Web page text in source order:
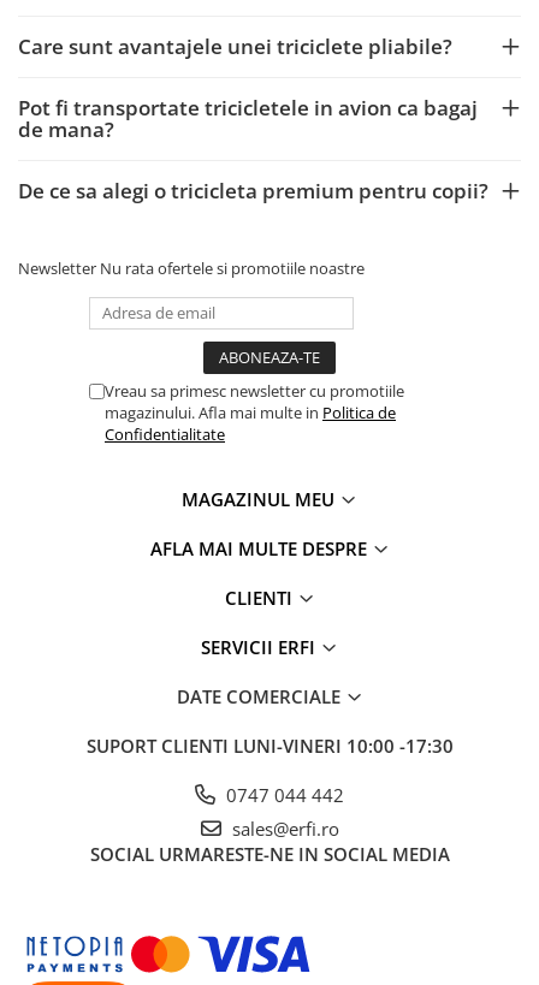
Care sunt avantajele unei triciclete pliabile?
Pot fi transportate tricicletele in avion ca bagaj
de mana?
De ce sa alegi o tricicleta premium pentru copii?
Newsletter Nu rata ofertele si promotiile noastre
Vreau sa primesc newsletter cu promotiile
magazinului. Afla mai multe in Politica de
Confidentialitate
MAGAZINUL MEU
AFLA MAI MULTE DESPRE
CLIENTI
SERVICII ERFI
DATE COMERCIALE
SUPORT CLIENTI LUNI-VINERI 10:00 -17:30
0747 044 442
sales@erfi.ro
SOCIAL URMARESTE-NE IN SOCIAL MEDIA